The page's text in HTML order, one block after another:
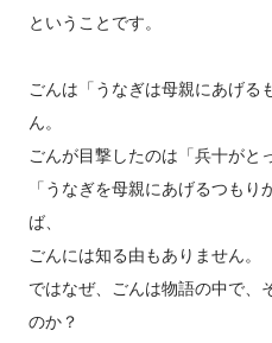
ということです。
ごんは「うなぎは母親にあげる
ん。
ごんが目撃したのは「兵十がと
「うなぎを母親にあげるつも
ば、
ごんには知る由もありません。
ではなぜ、ごんは物語の中で、
のか？